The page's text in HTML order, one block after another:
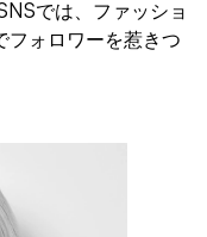
では、ファッショ
フォロワーを惹きつ